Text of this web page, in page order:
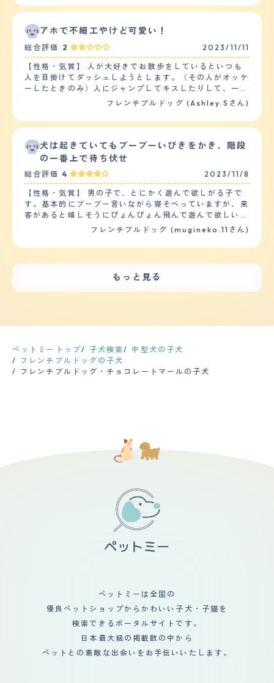
の散歩でちょうどいいです。体力がついてくる散歩距離を
伸ばします。 【お手入れ】 毛は短いためトリミングに連
れて行ったことはありません。しかし、換毛期に入ると抜
け毛が1ヶ月程度続き、掃除をかけた側から毛が抜けてい
きます。ブラッシングは毎日必須です。 中耳炎になった
ことはありますが、治療し清潔を保つように気をつけてか
らは一度も再発したことはありません。チェリーアイにな
りやすい犬種なので、目を掻いて傷ができてしまい目薬を
必要になったこともあります。2週間程度の目薬治療で完
ですが、吠えるときは普通にうるさいです。部屋の窓を閉
し)。構って吠えが多く、外の音や訪問者にはほとんど吠
えることはありません。お留守番でも大人しくしていま
に見えて可愛いです。表情も分かりやすく人間味がありま
す。 出会いはペットショップです。他の子吠えているな
かスヤスヤ寝ているのが印象的です。 共働きのため、お
留守番ができるのか不安でした。夜勤で最高17時間お留
守番がありましたが、自動餌やり機やペットカメラを導入
し問題なく過ごせました。しかし、長時間のお留守番は可
が必要になる際は、出かける前にドッグランやお散歩に連
れていき疲れさせるように工夫しています。愛犬が我が家
にも子供にもフレンドリー。ちょっとイヤなことをされて
嫌い、子供も得意じゃない。自分の範囲内には絶対に入っ
て来て欲しくないようです。 【健康・寿命】 幸いなこと
に２匹とも健康で特に悩まされるようなことは今まであり
ませんでした。 ただ、ユキは大丈夫なのですが、サクラ
が体系的に詰まった子なので、暑さや興奮などで呼吸が大
変なことになるので気をつけています。 【運動の頻度】
普段はリードを付けてのお散歩には行っていません。自宅
の敷地が広いため、私の外作業時に一緒に出てフリーで遊
が家を空ける時はハウスしています。夏場のみサクラだけ
涼しい場所に自分で移動出来るようフリーでいます。
【毛の手入れ・シャンプー回数】 短毛です。 ユキは、毛
量少なめで汚れや臭いもあまりありません。シャンプーも
どんなシャンプーでも特に問題ないようです。お耳のお手
入れをしても通常汚れで特に問題ないようです。 サクラ
は毛がとても密です。皮膚の汚れや臭いもユキよりありま
す。シャンプーはノルバサンシャンプーなどを使っていま
す。時には沐浴をして皮膚トラブル防止します。お耳のお
手入れもきちんとしないとユキより汚れています。お手入
はないかと思われます。 【総評】 ブサカワと言われてい
のではと思うとおっしゃっていますが、私もしょっちゅう
そう思うことがあります。 人間っぽいイビキもそのひと
が、し～んとした夜中だと、１階の部屋で寝ているサクラ
ウンテンドッグ、ゴールデンレトリバー、オールドイング
リッシュシープドッグなど大型犬も飼っていましたが、イ
ビキの大きさはダントツです。 今年は北海道も猛暑でエ
アホで不細工やけど可愛い！
総合評価 2 2023/11/11
【性格・気質】 人が大好きでお散歩をしているといつも
人を目掛けてダッシュしようとします。（その人がオッケ
ーしたときのみ）人にジャンプしてキスしたりして、一度
その人に撫でてもらったりするとなかなか離れようとしま
噛んだ事が一度もなく、子供や他の犬とも相性が良いで
の前ではしっかりリードを持って監視が必要です。物覚え
は悪く、お手やお座りを覚えさせるまでに100回以上くり
です。 【健康・寿命】 フレンチブルドッグは皮膚が弱い
事で知られています。アレルギーにならない為に、ドッグ
フードとおやついつも同じものをあげています。最近シャ
ンプーを変えるとその日から皮膚にブツブツが出来てしま
いました。アレルギーには細心の注意が必要です。 【運
動の頻度】 一日のほとんどを寝て過ごしています。寒暖
外をお散歩しています。それ以外は一日数回計20分くら
いトイレの為に外へ出ます。 【毛の手入れ・シャンプー
ブル特有のブルドック臭があるので月に2回ほどシャンプ
ーをしていましたが、余計に皮膚が乾燥してフケがでてき
たので、月に1回にしました。 【総評】 5年前に結婚し小
けをするのに最初の3か月は付きっきりで大変でしたが、
根気よく繰り返すことで覚えてくれました。 フレブル特
有ののんびりおっとりした性格で怒ったり噛んだりするこ
て家を長時間空けていても、その間はずっと部屋でおとな
しく寝ています。留守中に悪戯をすることもなくとても飼
いやすいです。 気候が良い日には旦那と犬と私でドライ
ブしたり、ドッグカフェやドッグランへ出かけます。出か
けた先でも吠えることが無くおとなしくしているので、我
が子（犬ですが）を見ていてとても誇らしいです！
フレンチブルドッグ (Ashley.Sさん)
犬は起きていてもブーブーいびきをかき、階段
の一番上で待ち伏せ
総合評価 4 2023/11/8
【性格・気質】 男の子で、とにかく遊んで欲しがる子で
す。基本的にブーブー言いながら寝そべっていますが、来
客があると嬉しそうにぴょんぴょん飛んで遊んで欲しいア
ピールをします。トイレに行きたくなったときしか吠えま
います。定期的に病院へ通うことはありませんが、皮膚の
ランになっているので、午前、午後１５時ごろ、暑すぎな
い時間の 夕方に自由に遊んでもらっています。気が済ん
けます。ペット用の洋服を着せることと、週２～３お風呂
短毛のためしません。 【総評】 好きところは、存在感と
愛嬌のある顔です。そしてとても賢いです。 出会いは公
園で散歩中のフレブルを見たのがきっかけで、近所のブリ
その子たちがいることでより一層家庭がにぎやかになりま
フレンチブルドッグ (mugineko.11さん)
もっと見る
ペットミートップ 子犬検索
中型犬の子犬
フレンチブルドッグの子犬
フレンチブルドッグ・チョコレートマールの子犬
ペットミーは全国の
優良ペットショップからかわいい子犬・子猫を
検索できるポータルサイトです。
日本最大級の掲載数の中から
ペットとの素敵な出会いをお手伝いいたします。